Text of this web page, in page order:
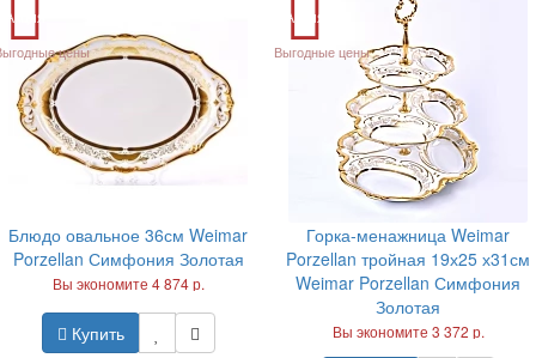
Акция
цены
Блюдо овальное 36см Weimar
Porzellan Симфония Золотая
Вы экономите 4 874 р.
Купить
Акция
Выгодные цены
Горка-менажница Weimar
Porzellan тройная 19х25 х31см
Weimar Porzellan Симфония
Золотая
Вы экономите 3 372 р.